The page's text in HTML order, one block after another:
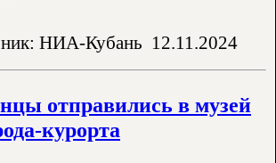
НИА-Кубань 12.11.2024
отправились в музей
курорта